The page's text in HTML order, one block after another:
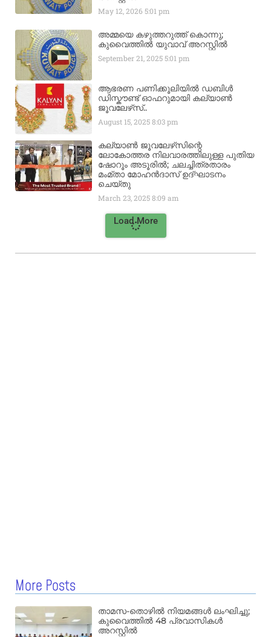
May 12, 20265:01 pm
അമ്മയെ കഴുത്തറുത്ത് കൊന്നു;
കുവൈത്തിൽ യുവാവ് അറസ്റ്റിൽ
September 21, 20255:01 pm
ആഭരണ പണിക്കൂലിയിൽ ഡബിൾ
ഡിസ്കൗണ്ട് ഓഫറുമായി കല്യാൺ
ജൂവലേഴ്‌സ്..
August 15, 20258:03 pm
കല്യാൺ ജൂവലേഴ്‌സിന്റെ
ലോകോത്തര നിലവാരത്തിലുള്ള പുതിയ
ഷോറൂം അടൂരിൽ; ചലച്ചിത്രതാരം
മംമ്താ മോഹൻദാസ് ഉദ്ഘാടനം
ചെയ്‌തു
March 23, 20258:09 am
Load More
More Posts
താമസ-തൊഴിൽ നിയമങ്ങൾ ലംഘിച്ചു;
കുവൈത്തിൽ 48 പ്രവാസികൾ
അറസ്റ്റിൽ